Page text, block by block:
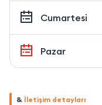
Cumartesi
Pazar
& İletişim detayları